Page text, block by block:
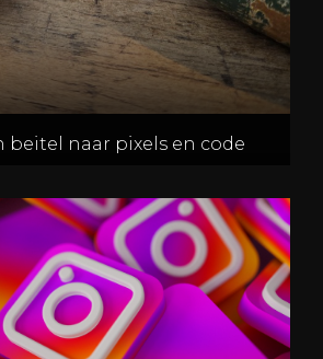
beitel naar pixels en code